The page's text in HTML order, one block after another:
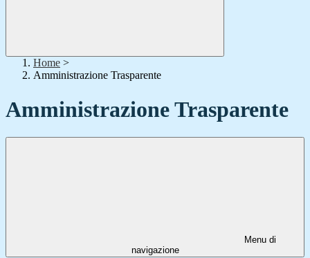
Home >
Amministrazione Trasparente
Amministrazione Trasparente
Menu di
navigazione